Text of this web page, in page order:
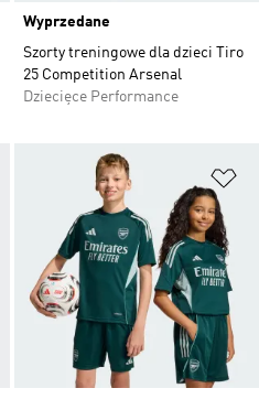
Wyprzedane
Szorty treningowe dla dzieci Tiro
25 Competition Arsenal
Dziecięce Performance
Dodaj do listy życzeń